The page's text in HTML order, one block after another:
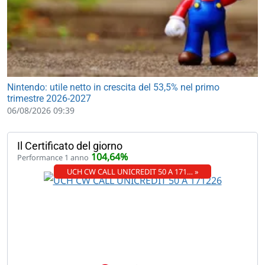
Nintendo: utile netto in crescita del 53,5% nel primo
trimestre 2026-2027
06/08/2026 09:39
Il Certificato del giorno
Performance 1 anno 104,64%
UCH CW CALL UNICREDIT 50 A 171… »